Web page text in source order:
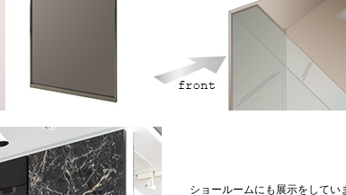
ショールームにも展示をしてい